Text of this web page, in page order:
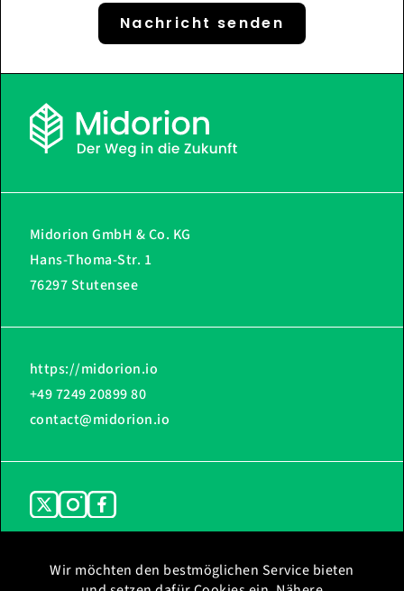
Nachricht senden
Midorion GmbH & Co. KG
Hans-Thoma-Str. 1
76297 Stutensee
https://midorion.io
+49 7249 20899 80
contact@midorion.io
Wir möchten den bestmöglichen Service bieten